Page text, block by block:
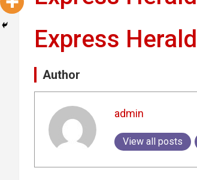
Express
Author
admin
View all posts